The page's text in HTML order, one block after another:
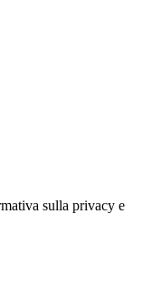
sulla privacy e